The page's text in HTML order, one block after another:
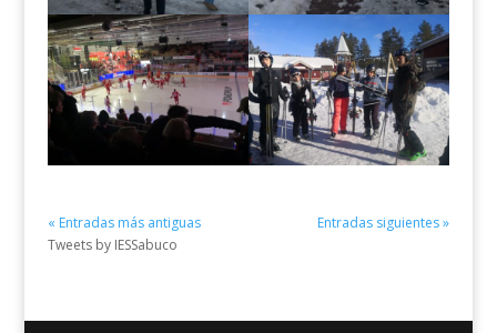
« Entradas más antiguas
Entradas siguientes »
Tweets by IESSabuco